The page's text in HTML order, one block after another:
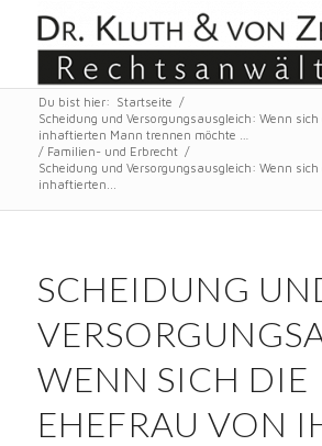
Du bist hier: Startseite
/
Scheidung und Versorgungsausgleich: Wenn
inhaftierten Mann trennen möchte …
/ Familien- und Erbrecht /
Scheidung und Versorgungsausgleich: Wenn
inhaftierten...
SCHEIDUNG
WENN SICH DIE
EHEFRAU VON